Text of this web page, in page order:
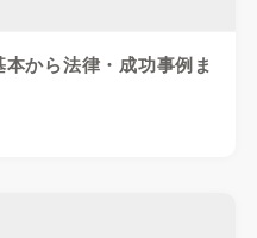
から法律・成功事例ま